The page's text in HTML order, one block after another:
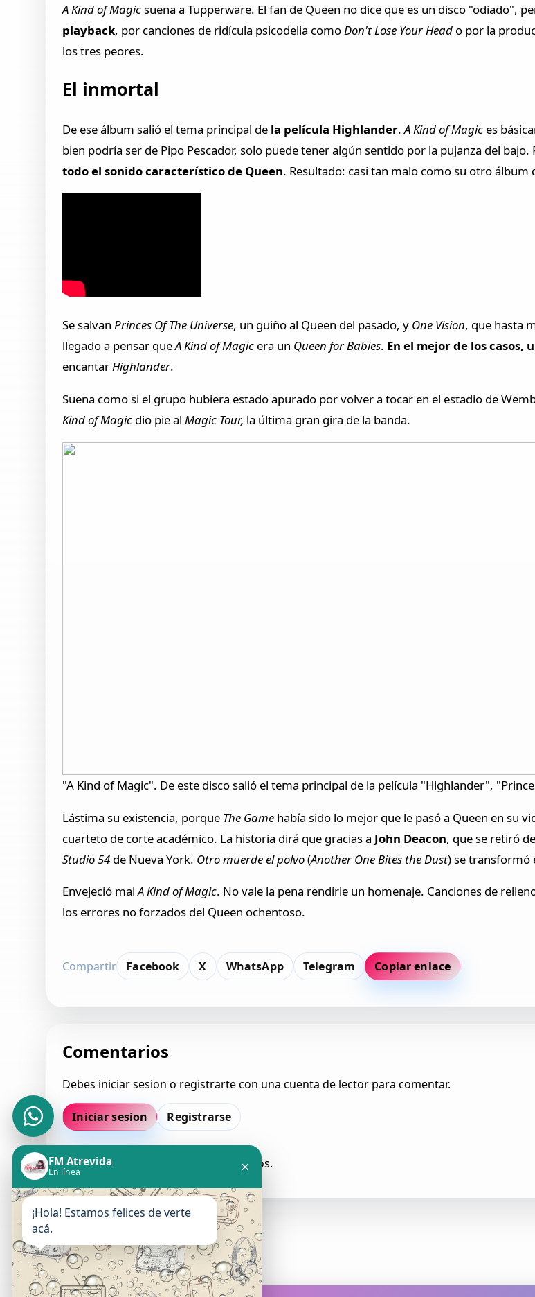
A Kind of Magicsuena a Tupperware. El fan de Queen no dice que es un disco "odiado",
playback, por canciones de ridícula psicodelia comoDon't Lose Your Head o por la
los tres peores.
El inmortal
De ese álbum salió el tema principal de la película Highlander.A Kind of Magic es
bien podría ser de Pipo Pescador, solo puede tener algún sentido por la pujanza del
todo el sonido característico de Queen. Resultado: casi tan malo como su otro
Se salvan Princes Of The Universe, un guiño al Queen del pasado, y One Vision, que hasta
llegado a pensar queA Kind of Magic era un Queen for Babies. En el mejor de los
encantarHighlander.
Suena como si el grupo hubiera estado apurado por volver a tocar en el estadio de
Kind of Magic dio pie alMagic Tour, la última gran gira de la banda.
"A Kind of Magic". De este disco salió el tema principal de la película "Highlander",
Lástima su existencia, porque The Game había sido lo mejor que le pasó a Queen en su
cuarteto de corte académico. La historia dirá que gracias a John Deacon, que se retiró
Studio 54 de Nueva York. Otro muerde el polvo(Another One Bites the Dust) se transformó
Envejeció malA Kind of Magic. No vale la pena rendirle un homenaje. Canciones de
los errores no forzados del Queen ochentoso.
Compartir Facebook X WhatsApp Telegram Copiar enlace
Comentarios
Debes iniciar sesion o registrarte con una cuenta de lector para comentar.
Iniciar sesion Registrarse
Todavia no hay comentarios aprobados.
FM Atrevida
En línea ×
¡Hola! Estamos felices de verte
acá.